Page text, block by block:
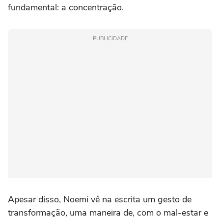
fundamental: a concentração.
PUBLICIDADE
Apesar disso, Noemi vê na escrita um gesto de
transformação, uma maneira de, com o mal-estar e